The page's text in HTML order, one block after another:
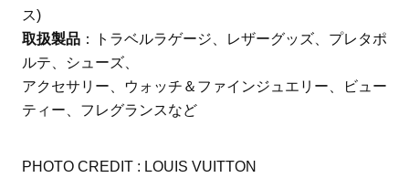
ス)
取扱製品：トラベルラゲージ、レザーグッズ、プレタポ
ルテ、シューズ、
アクセサリー、ウォッチ＆ファインジュエリー、ビュー
ティー、フレグランスなど
PHOTO CREDIT : LOUIS VUITTON